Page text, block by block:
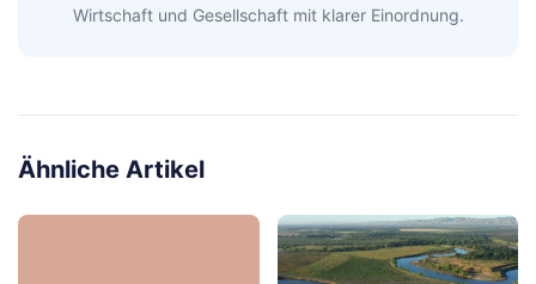
Wirtschaft und Gesellschaft mit klarer Einordnung.
Ähnliche Artikel